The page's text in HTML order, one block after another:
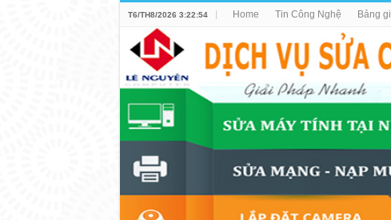
T6/TH8/2026 3:22:54 Home Tin Công Nghệ Bảng